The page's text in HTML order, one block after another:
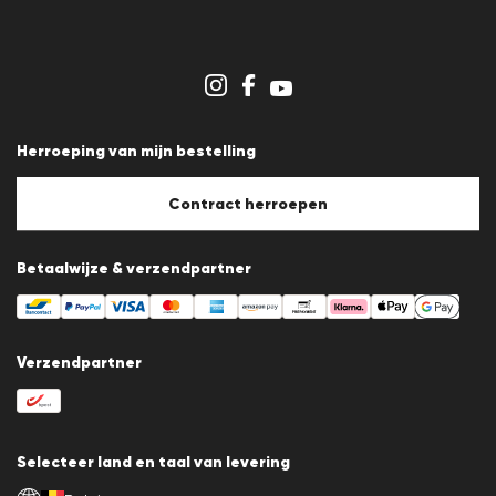
Afdruk
Cookiebeleid
Herroeping van mijn bestelling
Contract herroepen
Betaalwijze & verzendpartner
Verzendpartner
Selecteer land en taal van levering